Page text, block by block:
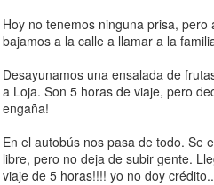
Hoy no tenemos ninguna prisa,
bajamos a la calle a llamar a la
Desayunamos una ensalada de
a Loja. Son 5 horas de viaje, pero
engaña!
En el autobús nos pasa de todo. Se
libre, pero no deja de subir gente.
viaje de 5 horas!!!! yo no doy